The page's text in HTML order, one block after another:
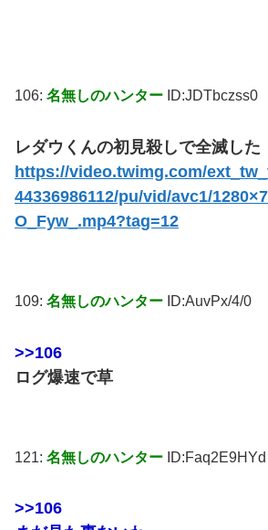
106: 名無しのハンター ID:JDTbczss0
レダウくんの初見殺しで全滅した
https://video.twimg.com/
44336986112/pu/vid/avc1/
O_Fyw_.mp4?tag=12
109: 名無しのハンター ID:AuvPx/4/0
>>106
ログ爆速で草
121: 名無しのハンター ID:Faq2E9HYd
>>106